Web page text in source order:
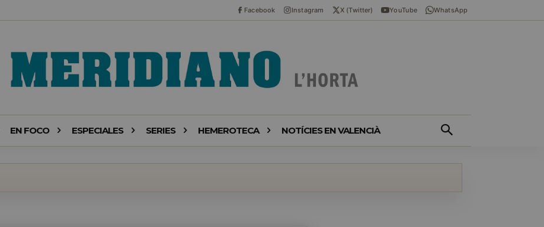
Facebook Instagram X (Twitter) YouTube WhatsApp
EN FOCO ESPECIALES SERIES HEMEROTECA NOTÍCIES EN VALENCIÀ